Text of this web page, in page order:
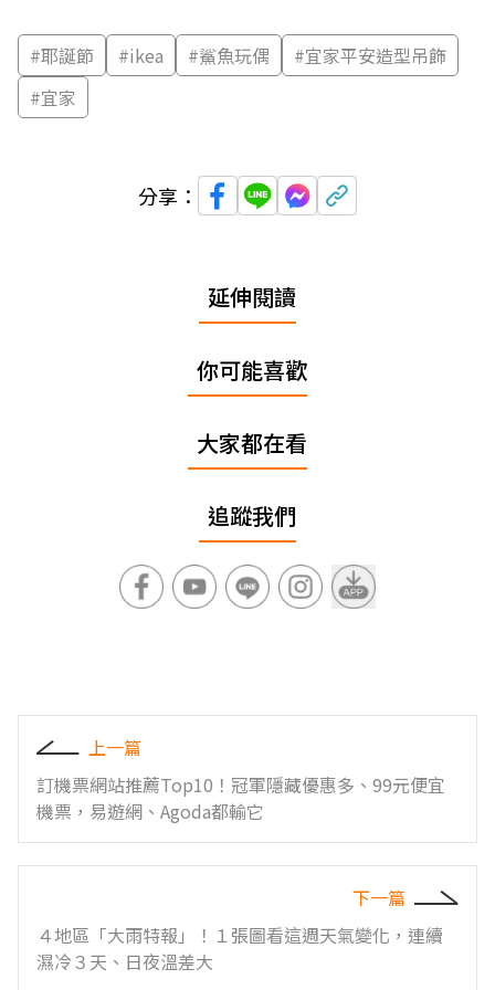
#耶誕節 #ikea #鯊魚玩偶 #宜家平安造型吊飾
#宜家
分享：
延伸閱讀
你可能喜歡
大家都在看
追蹤我們
上一篇
訂機票網站推薦Top10！冠軍隱藏優惠多、99元便宜
機票，易遊網、Agoda都輸它
下一篇
４地區「大雨特報」！１張圖看這週天氣變化，連續
濕冷３天、日夜溫差大